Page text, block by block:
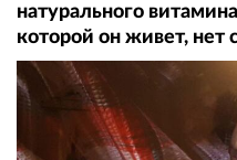
натурального
которой он живет, нет